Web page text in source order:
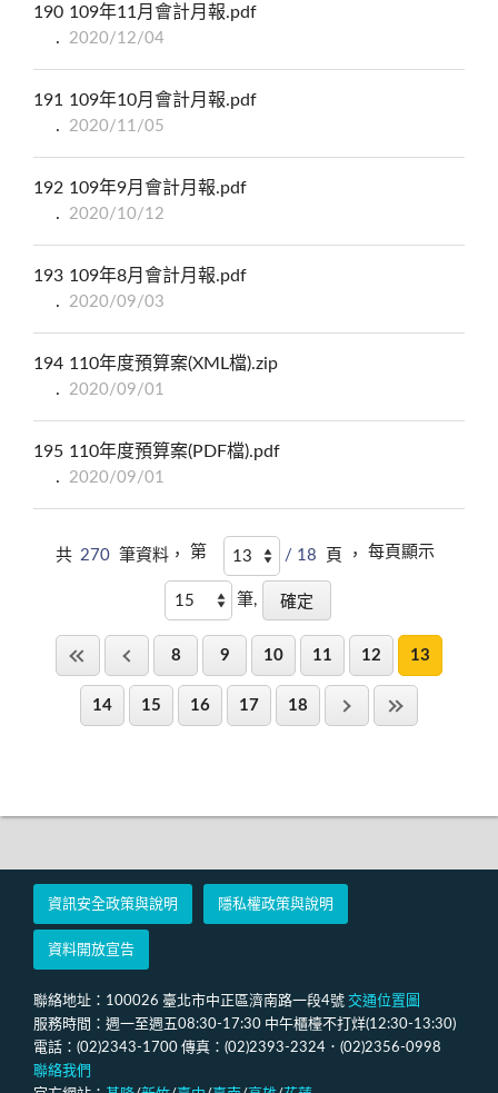
190 109年11月會計月報.pdf
2020/12/04
191 109年10月會計月報.pdf
2020/11/05
192 109年9月會計月報.pdf
2020/10/12
193 109年8月會計月報.pdf
2020/09/03
194 110年度預算案(XML檔).zip
2020/09/01
195 110年度預算案(PDF檔).pdf
2020/09/01
共 270 筆資料， 第 / 18 頁 ， 每頁顯示
筆,
8 9 10 11 12 13
14 15 16 17 18
資訊安全政策與說明 隱私權政策與說明
資料開放宣告
聯絡地址：100026 臺北市中正區濟南路一段4號 交通位置圖
服務時間：週一至週五08:30-17:30 中午櫃檯不打烊(12:30-13:30)
電話：(02)2343-1700 傳真：(02)2393-2324．(02)2356-0998
聯絡我們